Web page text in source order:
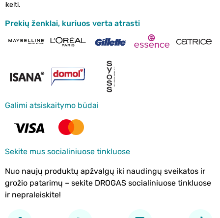
įkelti.
Prekių ženklai, kuriuos verta atrasti
Galimi atsiskaitymo būdai
Sekite mus socialiniuose tinkluose
Nuo naujų produktų apžvalgų iki naudingų sveikatos ir
grožio patarimų – sekite DROGAS socialiniuose tinkluose
ir nepraleiskite!